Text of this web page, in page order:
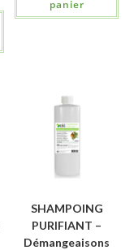
panier
SHAMPOING
PURIFIANT –
Démangeaisons